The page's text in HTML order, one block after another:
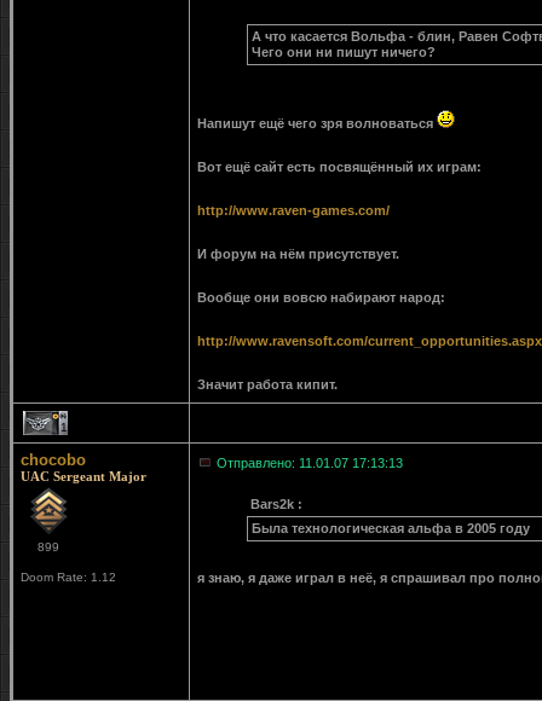
А что касается Вольфа - блин, Равен
Чего они ни пишут ничего?
Напишут ещё чего зря волноваться
Вот ещё сайт есть посвящённый их играм:
http://www.raven-games.com/
И форум на нём присутствует.
Вообще они вовсю набирают народ:
http://www.ravensoft.com/current_opportunities.aspx
Значит работа кипит.
1
chocobo
UAC Sergeant Major
899
Doom Rate: 1.12
Отправлено: 11.01.07 17:13:13
Bars2k :
Была технологическая альфа в 2005 году
я знаю, я даже играл в неё, я спрашивал про